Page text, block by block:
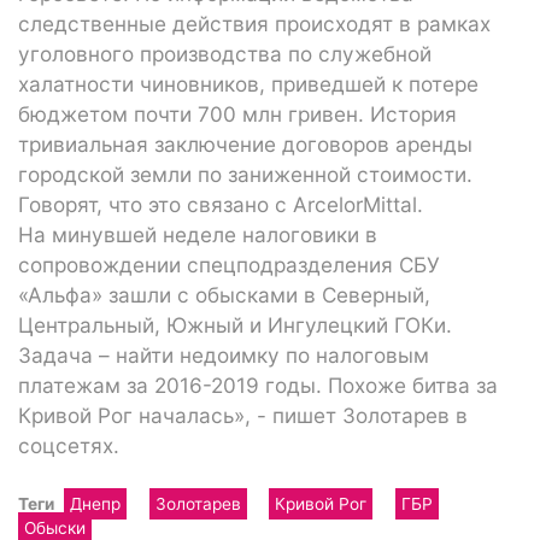
следственные действия происходят в рамках
уголовного производства по служебной
халатности чиновников, приведшей к потере
бюджетом почти 700 млн гривен. История
тривиальная заключение договоров аренды
городской земли по заниженной стоимости.
Говорят, что это связано с ArcelorMittal.
На минувшей неделе налоговики в
сопровождении спецподразделения СБУ
«Альфа» зашли с обысками в Северный,
Центральный, Южный и Ингулецкий ГОКи.
Задача – найти недоимку по налоговым
платежам за 2016-2019 годы. Похоже битва за
Кривой Рог началась», - пишет Золотарев в
соцсетях.
Теги Днепр Золотарев Кривой Рог
ГБР
Обыски